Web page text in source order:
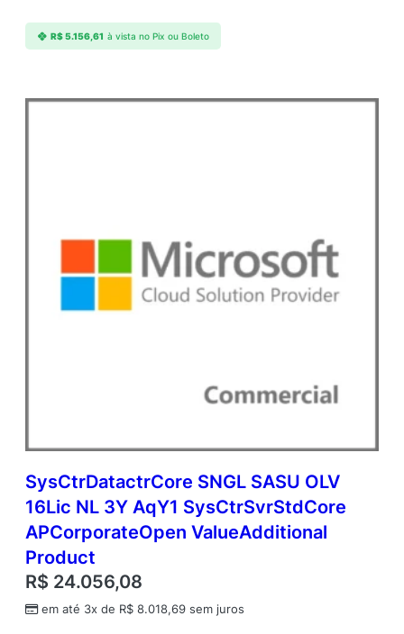
t
a
R$5.156,61 à vista no Pix ou Boleto
SysCtrDatactrCore SNGL SASU OLV
16Lic NL 3Y AqY1 SysCtrSvrStdCore
APCorporateOpen ValueAdditional
Product
R$ 24.056,08
em até 3x de R$ 8.018,69 sem juros